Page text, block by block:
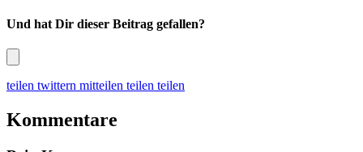
Und hat Dir dieser Beitrag gefallen?
teilen twittern mitteilen teilen teilen
Kommentare